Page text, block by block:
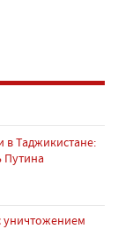
в Таджикистане:
Путина
уничтожением